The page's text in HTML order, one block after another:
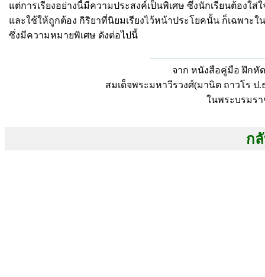
แต่การเรียงอย่างนี้มีความประสงค์เป็นพิเศษ ซึ่งนักเรียนต้องใส่ใ
และใช้ให้ถูกต้อง กิริยาที่นิยมเรียงไว้หน้าประโยคนั้น ก็เฉพาะใ
ซึ่งมีความหมายพิเศษ ดังต่อไปนี้
จาก หนังสือคู่มือ ฝึกหั
สมเด็จพระมหาวีรวงศ์(มานิต ถาวโร
ในพระบรมร
ก